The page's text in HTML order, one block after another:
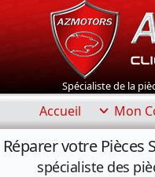
Spécialiste de la
Accueil Mon
Réparer votre Pièces
spécialiste des